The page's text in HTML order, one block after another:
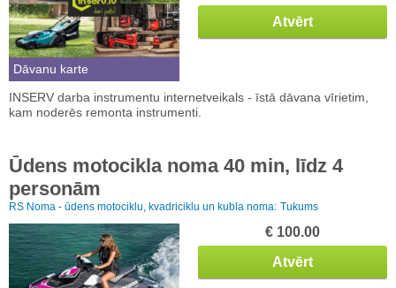
Dāvanu karte
Atvērt
INSERV darba instrumentu internetveikals - īstā dāvana vīrietim,
kam noderēs remonta instrumenti.
Ūdens motocikla noma 40 min, līdz 4
personām
RS Noma - ūdens motociklu, kvadriciklu un kubla noma: Tukums
€ 100.00
Atvērt